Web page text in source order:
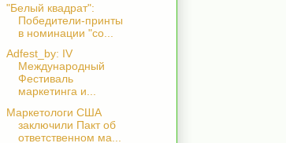
"Белый квадрат":
Победители-принты
в номинации "со...
Adfest_by: IV
Международный
Фестиваль
маркетинга и...
Маркетологи США
заключили Пакт об
ответственном ма...